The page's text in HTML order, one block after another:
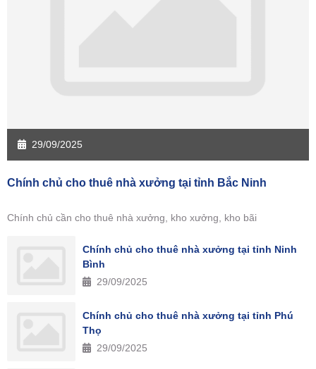
29/09/2025
Chính chủ cho thuê nhà xưởng tại tỉnh Bắc Ninh
Chính chủ cần cho thuê nhà xưởng, kho xưởng, kho bãi
Chính chủ cho thuê nhà xưởng tại tỉnh Ninh
Bình
29/09/2025
Chính chủ cho thuê nhà xưởng tại tỉnh Phú
Thọ
29/09/2025